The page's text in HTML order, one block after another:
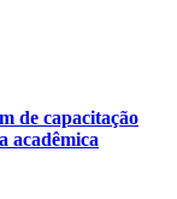
de capacitação
acadêmica